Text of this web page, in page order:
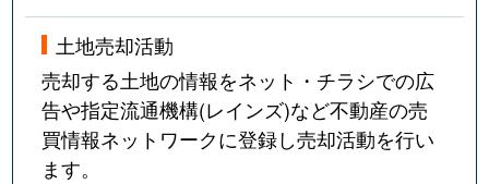
土地売却活動
売却する土地の情報をネット・チラシでの広
告や指定流通機構(レインズ)など不動産の売
買情報ネットワークに登録し売却活動を行い
ます。